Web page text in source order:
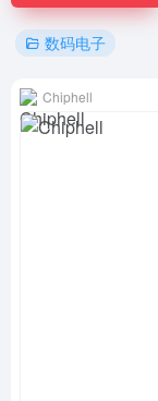
数码电子
Chiphell